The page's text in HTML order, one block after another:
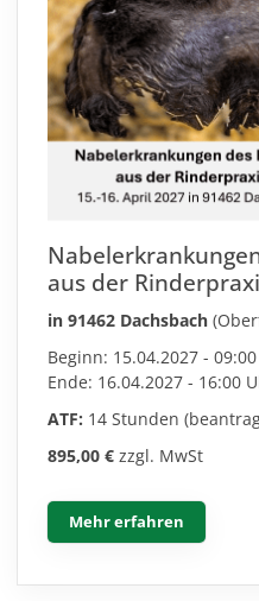
aus der
in 91462 Dachsbach
Beginn: 15.04.2027 -
Ende: 16.04.2027 - 16:00
ATF: 14 Stunden
895,00 € zzgl. MwSt
Mehr erfahren